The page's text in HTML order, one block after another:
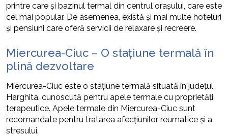
printre care și bazinul termal din centrul orașului, care este
cel mai popular. De asemenea, există și mai multe hoteluri
și pensiuni care oferă servicii de relaxare și recreere.
Miercurea-Ciuc – O stațiune termală în
plină dezvoltare
Miercurea-Ciuc este o stațiune termală situată în județul
Harghita, cunoscută pentru apele termale cu proprietăți
terapeutice. Apele termale din Miercurea-Ciuc sunt
recomandate pentru tratarea afecțiunilor reumatice și a
stresului.